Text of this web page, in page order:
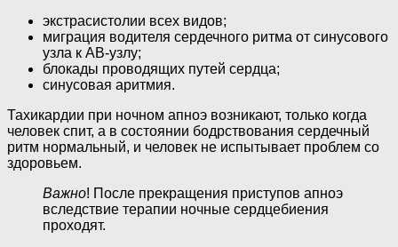
экстрасистолии всех видов;
миграция водителя сердечного ритма от синусового
узла к АВ-узлу;
блокады проводящих путей сердца;
синусовая аритмия.
Тахикардии при ночном апноэ возникают, только когда
человек спит, а в состоянии бодрствования сердечный
ритм нормальный, и человек не испытывает проблем со
здоровьем.
Важно! После прекращения приступов апноэ
вследствие терапии ночные сердцебиения
проходят.